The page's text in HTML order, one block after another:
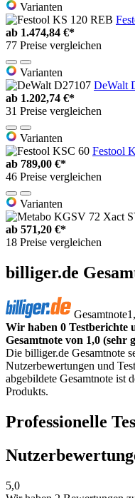
Varianten
ab 1.474,84 €*
77 Preise vergleichen
Varianten
DeWalt
ab 1.202,74 €*
31 Preise vergleichen
Varianten
Festool
ab 789,00 €*
46 Preise vergleichen
Varianten
ab 571,20 €*
18 Preise vergleichen
billiger.de
Gesamtnote
Wir haben 0 Testberichte
Gesamtnote von 1,0 (sehr
Die billiger.de Gesamtnote
Nutzerbewertungen und
abgebildete Gesamtnote ist
Produkts.
Professionelle
5,0